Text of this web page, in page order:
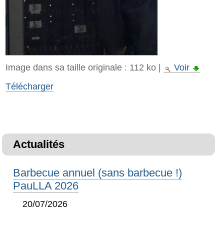
Image dans sa taille originale : 112 ko|
Voir
Télécharger
Actualités
Barbecue annuel (sans barbecue !)
PauLLA 2026
20/07/2026